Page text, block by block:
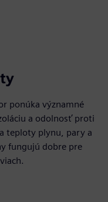
ponúka významné
a odolnosť proti
teploty plynu, pary a
fungujú dobre pre